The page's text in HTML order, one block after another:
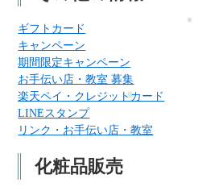
ギフトカード
キャンペーン
期間限定キャンペーン
お手伝い店・教室 募集
楽天ペイ・クレジットカード
LINEスタンプ
リンク・お手伝い店・教室
化粧品販売